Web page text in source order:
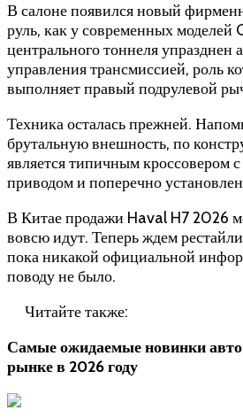
В салоне появился новый
руль, как у современных моделей
центрального тоннеля упразднен
управления трансмиссией, роль
выполняет правый подрулевой
Техника осталась прежней.
брутальную внешность, по
является типичным кроссовером
приводом и поперечно
В Китае продажи Haval H7 2026
вовсю идут. Теперь ждем
пока никакой официальной
поводу не было.
Читайте также:
Самые ожидаемые новинки авто
рынке в 2026 году